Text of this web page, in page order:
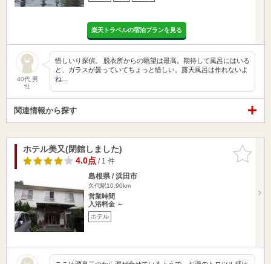
楽天トラベルの宿泊プランを見る
40代 男
性
惜しいり探偵。 脱衣所からの眺望は最高。期待して風呂にはいる
と、ガラスが曇っていてちょっと惜しい。露天風呂は作れないよ
ね…
関連情報から探す
お気に入
りに追加
ホテル美又(閉館しました)
4.0点/ 1 件
島根県 / 浜田市
久代駅10.90km
営業時間
入浴料金 ～
ホテル